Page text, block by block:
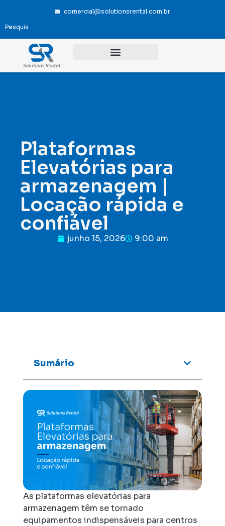
comercial@solutionsrental.com.br
Plataformas
Elevatórias para
armazenagem |
Locação rápida e
confiável
junho 15, 2026 9:00 am
Sumário
As plataformas elevatórias para
armazenagem têm se tornado
equipamentos indispensáveis para centros